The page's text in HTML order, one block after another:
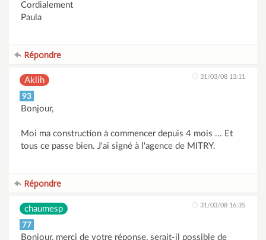
Cordialement
Paula
Répondre
Aklih 31/03/08 13:11
93
Bonjour,
Moi ma construction à commencer depuis 4 mois ... Et
tous ce passe bien. J'ai signé à l'agence de MITRY.
Répondre
chaumesp 31/03/08 16:35
77
Bonjour, merci de votre réponse, serait-il possible de